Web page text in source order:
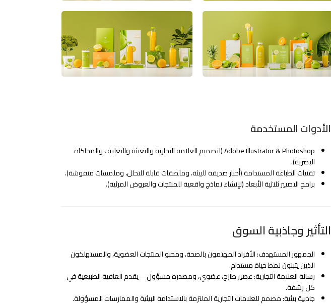
الأدوات المستخدمة
Adobe Illustrator & Photoshop (لتصميم العلامة التجارية والتعبئة والتغليف والمحاكاة
البصرية).
تقنيات الطباعة المستدامة (أحبار صديقة للبيئة، وملصقات قابلة للتحلل، وملمسات منقوشة).
برامج التصيير ثلاثية الأبعاد (لإنشاء نماذج واقعية للمنتجات والعروض المرئية).
التأثير وجاذبية السوق
الجمهور المستهدف: الأفراد المهتمون بالصحة، ومحبو المنتجات العضوية، والمستهلكون
الذين يتبنون نمط حياة مستدام.
رسالة العلامة التجارية: عصير طازج، عضوي، ومصدره مسؤول—يقدم العافية الطبيعية في
كل رشفة.
جاذبية بيئية: مصمم للعلامات التجارية الملتزمة بالاستدامة البيئية والممارسات المسؤولة.